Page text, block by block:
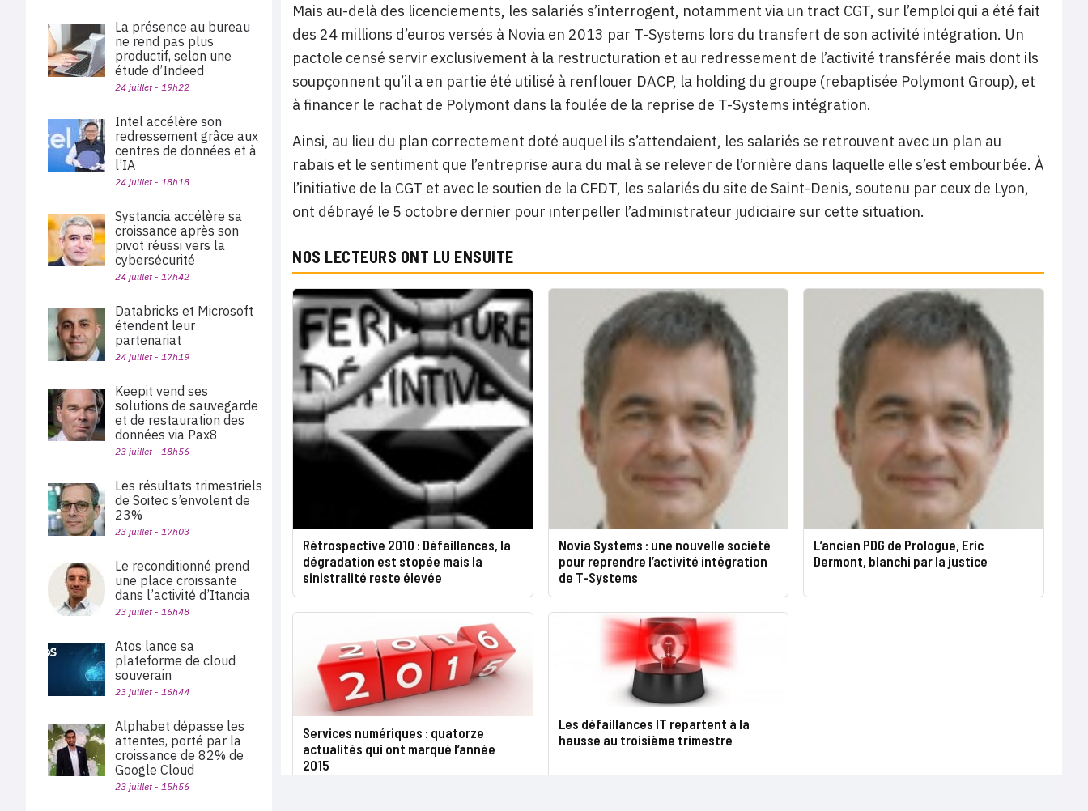
Mais au-delà des licenciements, les salariés s’interrogent, notamment via un tract CGT, sur l’emploi qui a été fait
des 24 millions d’euros versés à Novia en 2013 par T-Systems lors du transfert de son activité intégration. Un
pactole censé servir exclusivement à la restructuration et au redressement de l’activité transférée mais dont ils
soupçonnent qu’il a en partie été utilisé à renflouer DACP, la holding du groupe (rebaptisée Polymont Group), et
à financer le rachat de Polymont dans la foulée de la reprise de T-Systems intégration.
Ainsi, au lieu du plan correctement doté auquel ils s’attendaient, les salariés se retrouvent avec un plan au
rabais et le sentiment que l’entreprise aura du mal à se relever de l’ornière dans laquelle elle s’est embourbée. À
l’initiative de la CGT et avec le soutien de la CFDT, les salariés du site de Saint-Denis, soutenu par ceux de Lyon,
ont débrayé le 5 octobre dernier pour interpeller l’administrateur judiciaire sur cette situation.
NOS LECTEURS ONT LU ENSUITE
Rétrospective 2010 : Défaillances, la
dégradation est stopée mais la
sinistralité reste élevée
Novia Systems : une nouvelle société
pour reprendre l’activité intégration
de T-Systems
L’ancien PDG de Prologue, Eric
Dermont, blanchi par la justice
Services numériques : quatorze
actualités qui ont marqué l’année
2015
Les défaillances IT repartent à la
hausse au troisième trimestre
La présence au bureau
ne rend pas plus
productif, selon une
étude d’Indeed
24 juillet - 19h22
Intel accélère son
redressement grâce aux
centres de données et à
l’IA
24 juillet - 18h18
Systancia accélère sa
croissance après son
pivot réussi vers la
cybersécurité
24 juillet - 17h42
Databricks et Microsoft
étendent leur
partenariat
24 juillet - 17h19
Keepit vend ses
solutions de sauvegarde
et de restauration des
données via Pax8
23 juillet - 18h56
Les résultats trimestriels
de Soitec s’envolent de
23%
23 juillet - 17h03
Le reconditionné prend
une place croissante
dans l’activité d’Itancia
23 juillet - 16h48
Atos lance sa
plateforme de cloud
souverain
23 juillet - 16h44
Alphabet dépasse les
attentes, porté par la
croissance de 82% de
Google Cloud
23 juillet - 15h56